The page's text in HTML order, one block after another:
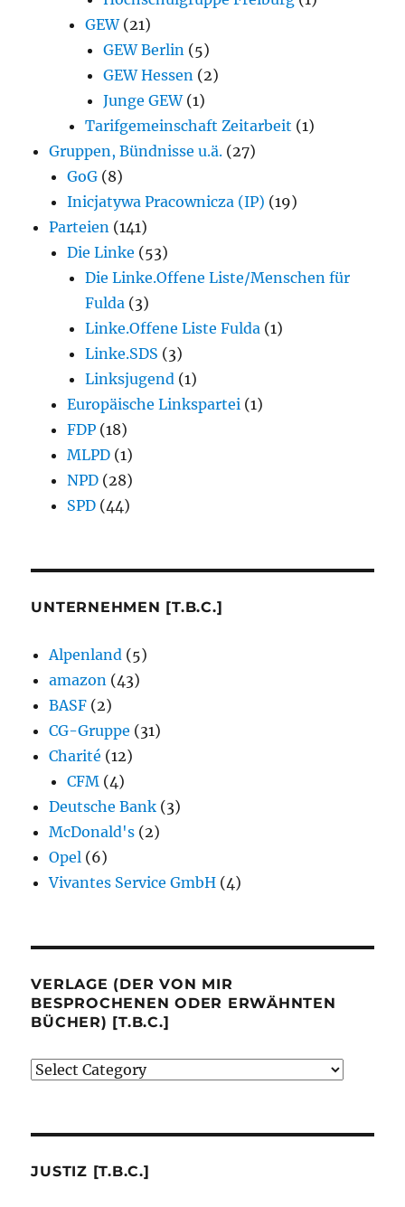
GEW(21)
GEW Berlin (5)
GEW Hessen (2)
Junge GEW(1)
Tarifgemeinschaft Zeitarbeit (1)
Gruppen, Bündnisse u.ä. (27)
GoG (8)
Inicjatywa Pracownicza (IP) (19)
Parteien (141)
Die Linke (53)
Die Linke.Offene Liste/Menschen für
Fulda (3)
Linke.Offene Liste Fulda (1)
Linke.SDS (3)
Linksjugend (1)
Europäische Linkspartei (1)
FDP (18)
MLPD (1)
NPD (28)
SPD (44)
UNTERNEHMEN [T.B.C.]
Alpenland (5)
amazon (43)
BASF (2)
CG-Gruppe (31)
Charité (12)
CFM (4)
Deutsche Bank (3)
McDonald's (2)
Opel (6)
Vivantes Service GmbH (4)
VERLAGE (DER VON MIR
BESPROCHENEN ODER ERWÄHNTEN
BÜCHER) [T.B.C.]
Verlage
besprochenen
JUSTIZ [T.B.C.]